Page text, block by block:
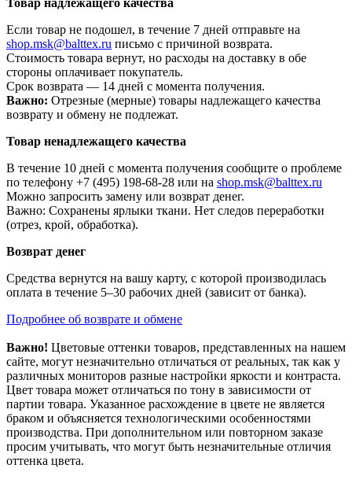
Товар надлежащего качества
Если товар не подошел, в течение 7 дней отправьте на
shop.msk@balttex.ru письмо с причиной возврата.
Стоимость товара вернут, но расходы на доставку в обе
стороны оплачивает покупатель.
Срок возврата — 14 дней с момента получения.
Важно: Отрезные (мерные) товары надлежащего качества
возврату и обмену не подлежат.
Товар ненадлежащего качества
В течение 10 дней с момента получения сообщите о проблеме
по телефону +7 (495) 198-68-28 или на shop.msk@balttex.ru
Можно запросить замену или возврат денег.
Важно: Сохранены ярлыки ткани. Нет следов переработки
(отрез, крой, обработка).
Возврат денег
Средства вернутся на вашу карту, с которой производилась
оплата в течение 5–30 рабочих дней (зависит от банка).
Подробнее об возврате и обмене
Важно! Цветовые оттенки товаров, представленных на нашем
сайте, могут незначительно отличаться от реальных, так как у
различных мониторов разные настройки яркости и контраста.
Цвет товара может отличаться по тону в зависимости от
партии товара. Указанное расхождение в цвете не является
браком и объясняется технологическими особенностями
производства. При дополнительном или повторном заказе
просим учитывать, что могут быть незначительные отличия
оттенка цвета.